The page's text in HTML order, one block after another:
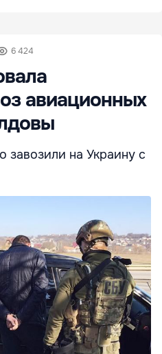
6 424
авиационных
завозили на Украину с